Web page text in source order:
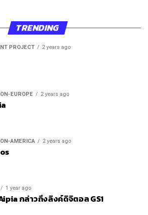
TRENDING
PROJECT 2 years ago
EUROPE 2 years ago
AMERICA 2 years ago
1 year ago
กล่าวถึงลิงค์ดิจิตอล GS1